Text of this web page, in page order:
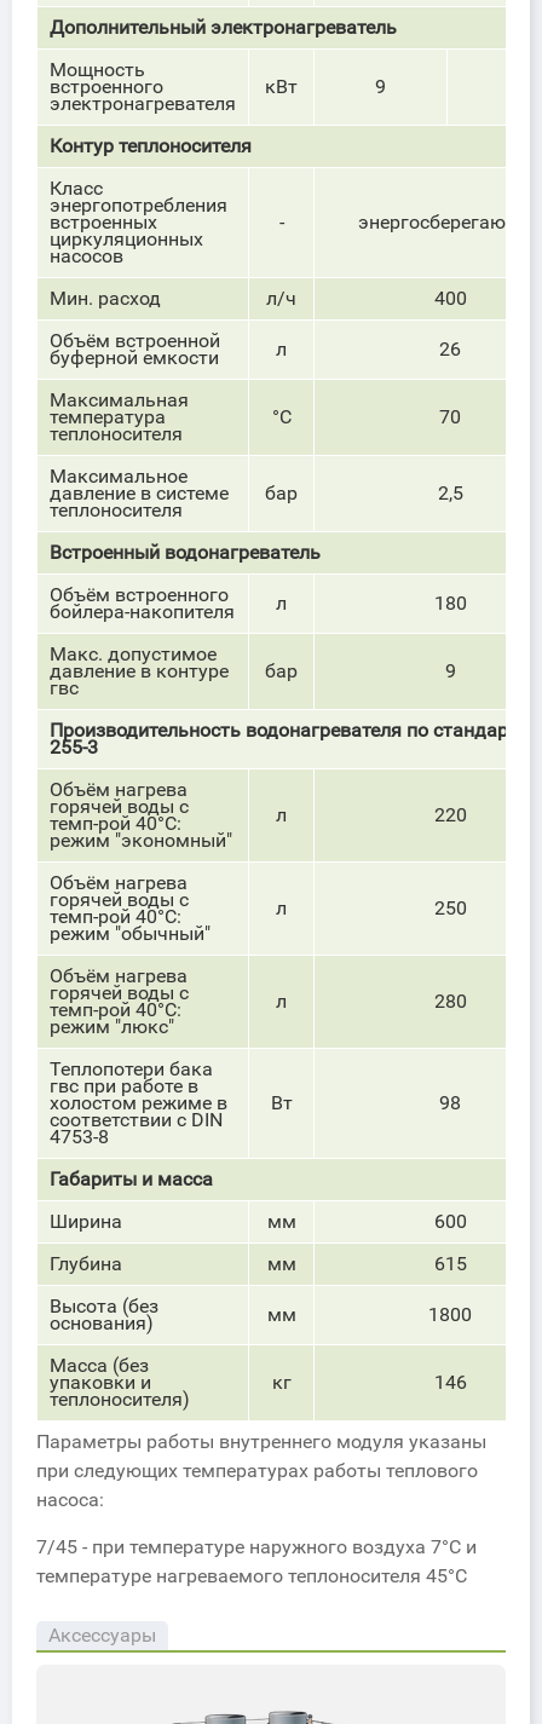
Дополнительный электронагреватель
Мощность
встроенного
электронагревателя
кВт 9
Контур теплоносителя
Класс
энергопотребления
встроенных
циркуляционных
насосов
- энергосберегающие
Мин. расход л/ч
400
Объём встроенной
буферной емкости л 26
Максимальная
температура
теплоносителя
°С 70
Максимальное
давление в системе
теплоносителя
бар 2,5
Встроенный водонагреватель
Объём встроенного
бойлера-накопителя л 180
Макс. допустимое
давление в контуре
гвс
бар 9
Производительность водонагревателя по стандарту
255-3
Объём нагрева
горячей воды с
темп-рой 40°С:
режим "экономный"
л 220
Объём нагрева
горячей воды с
темп-рой 40°С:
режим "обычный"
л 250
Объём нагрева
горячей воды с
темп-рой 40°С:
режим "люкс"
л 280
Теплопотери бака
гвс при работе в
холостом режиме в
соответствии с DIN
4753-8
Вт 98
Габариты и масса
Ширина
мм
600
Глубина
мм
615
Высота (без
основания) мм 1800
Масса (без
упаковки и
теплоносителя)
кг 146
Параметры работы внутреннего модуля указаны
при следующих температурах работы теплового
насоса:
7/45 - при температуре наружного воздуха 7°С и
температуре нагреваемого теплоносителя 45°С
Аксессуары